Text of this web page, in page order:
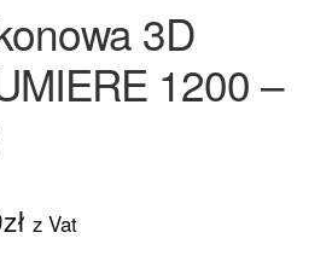
3D
1200 –
złAktualna
z Vat